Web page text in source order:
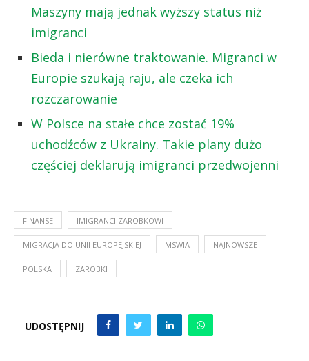
Maszyny mają jednak wyższy status niż
imigranci
Bieda i nierówne traktowanie. Migranci w
Europie szukają raju, ale czeka ich
rozczarowanie
W Polsce na stałe chce zostać 19%
uchodźców z Ukrainy. Takie plany dużo
częściej deklarują imigranci przedwojenni
FINANSE IMIGRANCI ZAROBKOWI
MIGRACJA DO UNII EUROPEJSKIEJ MSWIA NAJNOWSZE
POLSKA ZAROBKI
UDOSTĘPNIJ